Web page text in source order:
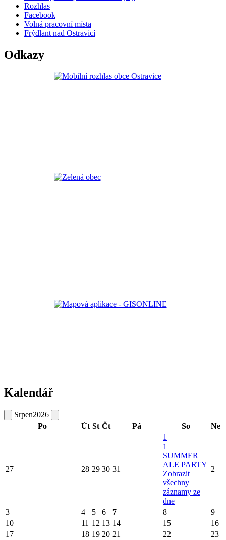
Rozhlas
Facebook
Volná pracovní místa
Frýdlant nad Ostravicí
Odkazy
Kalendář
Srpen2026
Po
Út St Čt Pá So Ne
27 28 29 30 31
1
1
SUMMER
ALE PARTY
Zobrazit
všechny
záznamy ze
dne
2
3 4 5 6 7 8
9
10
11 12 13 14 15
16
17
18 19 20 21 22 23